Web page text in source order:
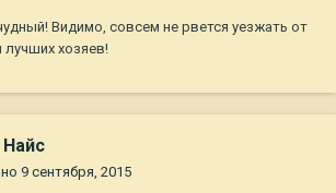
Видимо, совсем не рвется уезжать от
хозяев!
Найс
9 сентября, 2015